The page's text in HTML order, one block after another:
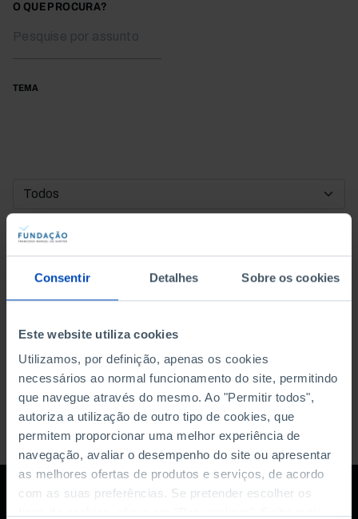
Consentir Detalhes Sobre os cookies
Este website utiliza cookies
Utilizamos, por definição, apenas os cookies
necessários ao normal funcionamento do site, permitindo
que navegue através do mesmo. Ao "Permitir todos",
autoriza a utilização de outro tipo de cookies, que
permitem proporcionar uma melhor experiência de
navegação, avaliar o desempenho do site ou apresentar
as melhores ofertas de produtos e serviços, de acordo
com as suas preferências. Se pretender escolher os
O QUE PROCURA?
TEMA
DATA DE INÍCIO
DATA DE FIM